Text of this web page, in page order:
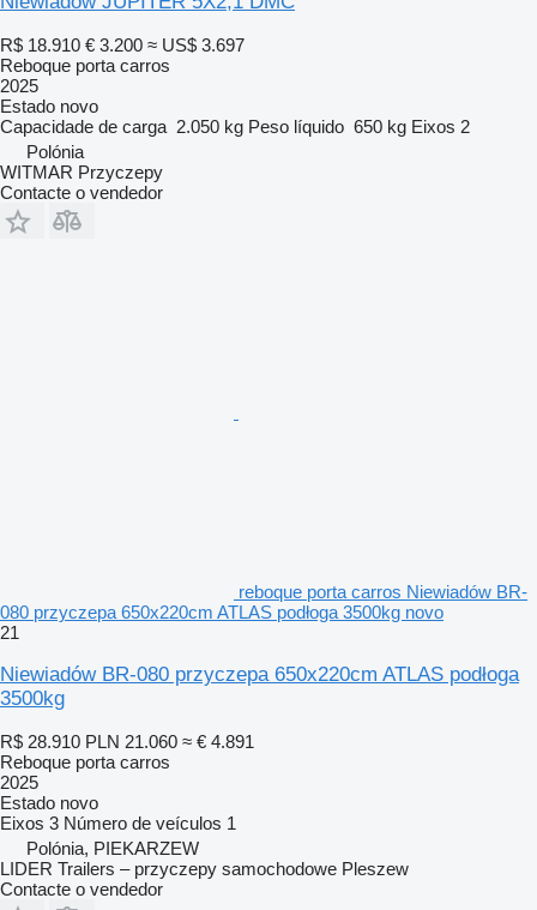
R$ 18.910 € 3.200 ≈ US$ 3.697
Reboque porta carros
2025
Estado novo
Capacidade de carga 2.050 kg Peso líquido 650 kg Eixos 2
Polónia
WITMAR Przyczepy
Contacte o vendedor
reboque porta carros Niewiadów BR-
080 przyczepa 650x220cm ATLAS podłoga 3500kg novo
21
Niewiadów BR-080 przyczepa 650x220cm ATLAS podłoga
3500kg
R$ 28.910 PLN 21.060 ≈ € 4.891
Reboque porta carros
2025
Estado novo
Eixos 3 Número de veículos 1
Polónia, PIEKARZEW
LIDER Trailers – przyczepy samochodowe Pleszew
Contacte o vendedor